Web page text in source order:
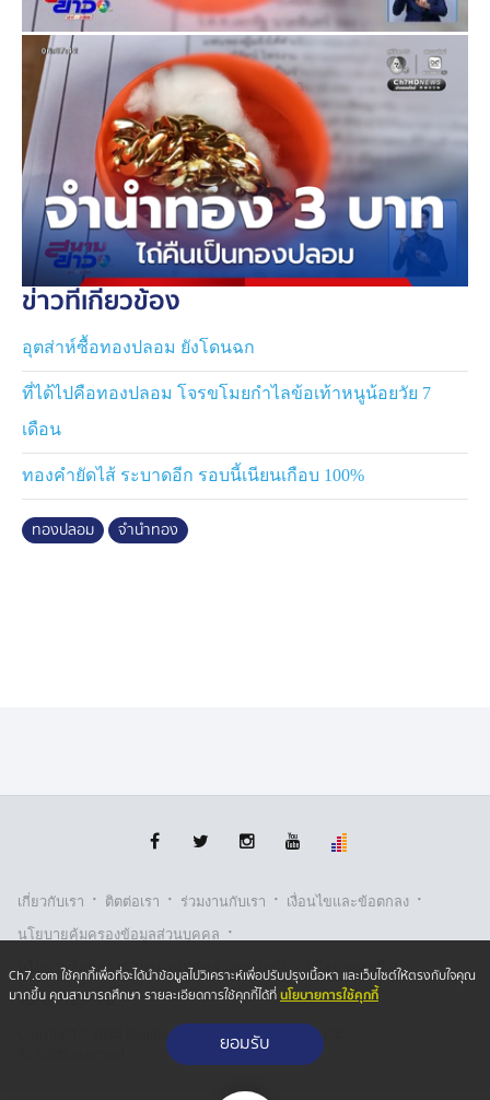
ข่าวที่เกี่ยวข้อง
อุตส่าห์ซื้อทองปลอม ยังโดนฉก
ที่ได้ไปคือทองปลอม โจรขโมยกำไลข้อเท้าหนูน้อยวัย 7
เดือน
ทองคำยัดไส้ ระบาดอีก รอบนี้เนียนเกือบ 100%
ทองปลอม จำนำทอง
เกี่ยวกับเรา · ติตต่อเรา · ร่วมงานกับเรา · เงื่อนไขและข้อตกลง ·
นโยบายคุ้มครองข้อมูลส่วนบุคคล ·
นโยบายคุ้มครองข้อมูลส่วนบุคคล (ออนไลน์) · นโยบายคุกกี้ ·
รับเรื่องร้องเรียน
Copyright © 2026 Bangkok Broadcasting & T.V. Co.,Ltd.
Ch7.com ใช้คุกกี้เพื่อที่จะได้นำข้อมูลไปวิเคราะห์เพื่อปรับปรุงเนื้อหา และเว็บไซต์ให้ตรงกับใจคุณ
มากขึ้น คุณสามารถศึกษา รายละเอียดการใช้คุกกี้ได้ที่นโยบายการใช้คุกกี้
ยอมรับ